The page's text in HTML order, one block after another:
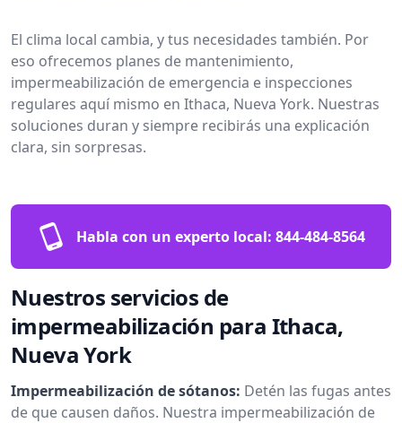
El clima local cambia, y tus necesidades también. Por
eso ofrecemos planes de mantenimiento,
impermeabilización de emergencia e inspecciones
regulares aquí mismo en Ithaca, Nueva York. Nuestras
soluciones duran y siempre recibirás una explicación
clara, sin sorpresas.
Habla con un experto local: 844-484-8564
Nuestros servicios de
impermeabilización para Ithaca,
Nueva York
Impermeabilización de sótanos: Detén las fugas antes
de que causen daños. Nuestra impermeabilización de